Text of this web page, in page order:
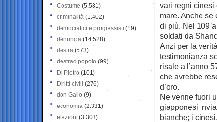
vari regni cinesi
mare. Anche se
di più. Nel 109
soldati da
Anzi per la
testimonianza
risale all’anno
che avrebbe
d’oro.
Ne venne fuori
giapponesi
bianche; i
Costume (5.581)
criminalità (1.402)
democratici e progressisti (19)
denuncia (14.528)
destra (573)
destradipopolo (99)
Di Pietro (101)
Diritti civili (276)
don Gallo (9)
economia (2.331)
elezioni (3.303)